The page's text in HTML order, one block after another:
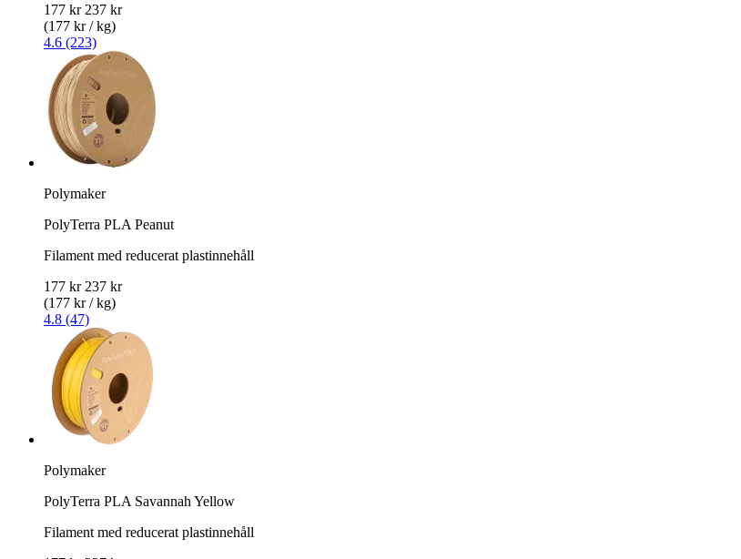
177 kr 237 kr
(177 kr / kg)
4.6 (223)
Polymaker
PolyTerra PLA Peanut
Filament med reducerat plastinnehåll
177 kr 237 kr
(177 kr / kg)
4.8 (47)
Polymaker
PolyTerra PLA Savannah Yellow
Filament med reducerat plastinnehåll